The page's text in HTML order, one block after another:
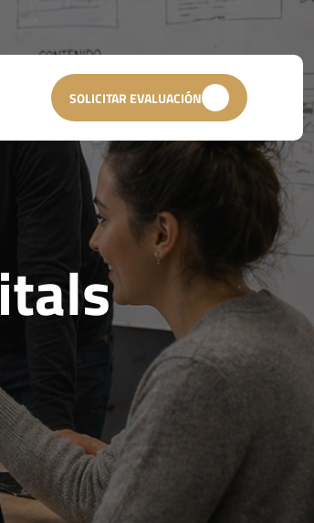
SOLICITAR EVALUACIÓN